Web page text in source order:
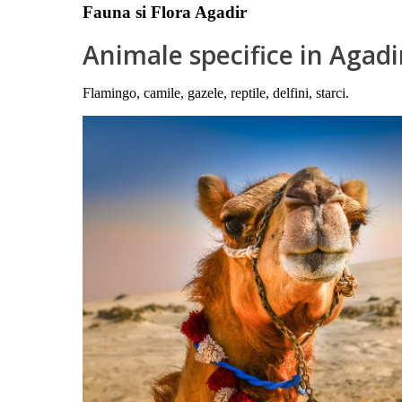
Fauna si Flora Agadir
Animale specifice in
Flamingo, camile, gazele, reptile, delfini, starci.